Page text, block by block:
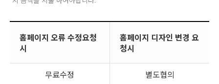
홈페이지 오류 수정요청
시
홈페이지 디자인 변경 요
청시
무료수정 별도협의